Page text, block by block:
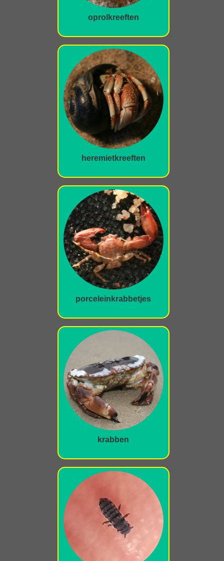
oprolkreeften
heremietkreeften
porceleinkrabbetjes
krabben